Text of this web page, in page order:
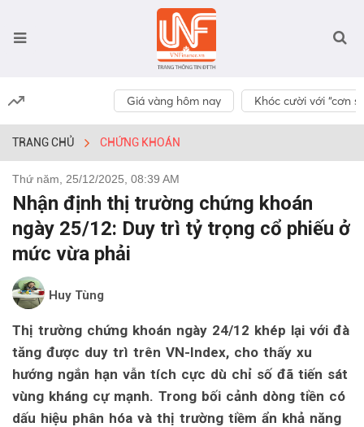
Giá vàng hôm nay Khóc cười với “cơn
TRANG CHỦ CHỨNG KHOÁN
Thứ năm, 25/12/2025, 08:39 AM
Nhận định thị trường chứng khoán
ngày 25/12: Duy trì tỷ trọng cổ phiếu ở
mức vừa phải
Huy Tùng
Thị trường chứng khoán ngày 24/12 khép lại với đà
tăng được duy trì trên VN-Index, cho thấy xu
hướng ngắn hạn vẫn tích cực dù chỉ số đã tiến sát
vùng kháng cự mạnh. Trong bối cảnh dòng tiền có
dấu hiệu phân hóa và thị trường tiềm ẩn khả năng